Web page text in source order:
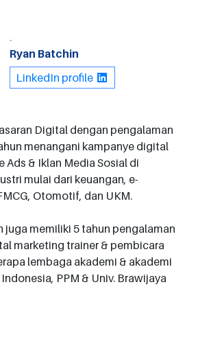
.
Ryan Batchin
LinkedIn profile
Digital dengan pengalaman
menangani kampanye digital
Ads & Iklan Media Sosial di
mulai dari keuangan, e-
Otomotif, dan UKM.
juga memiliki 5 tahun pengalaman
marketing trainer & pembicara
lembaga akademi & akademi
PPM & Univ. Brawijaya